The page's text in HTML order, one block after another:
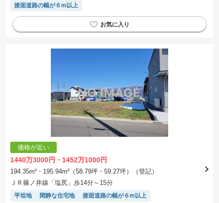
接面道路の幅が６m以上
価格が近い
1440万3000円・1452万1000円
194.35m²・195.94m²（58.79坪・59.27坪）（登記）
ＪＲ篠ノ井線「塩尻」歩14分～15分
平坦地 閑静な住宅地 接面道路の幅が６m以上